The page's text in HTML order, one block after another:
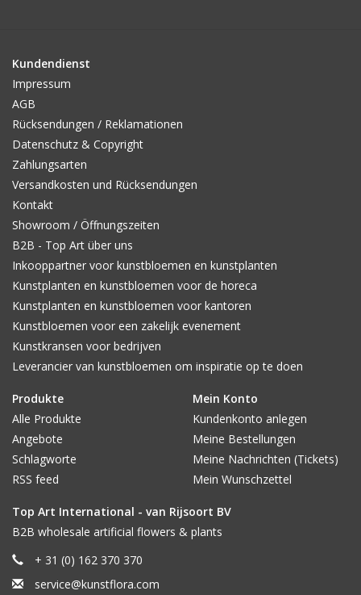
Kundendienst
Impressum
AGB
Rücksendungen / Reklamationen
Datenschutz & Copyright
Zahlungsarten
Versandkosten und Rücksendungen
Kontakt
Showroom / Öffnungszeiten
B2B - Top Art über uns
Inkooppartner voor kunstbloemen en kunstplanten
Kunstplanten en kunstbloemen voor de horeca
Kunstplanten en kunstbloemen voor kantoren
Kunstbloemen voor een zakelijk evenement
Kunstkransen voor bedrijven
Leverancier van kunstbloemen om inspiratie op te doen
Produkte
Alle Produkte
Angebote
Schlagworte
RSS feed
Mein Konto
Kundenkonto anlegen
Meine Bestellungen
Meine Nachrichten (Tickets)
Mein Wunschzettel
Top Art International - van Rijsoort BV
B2B wholesale artificial flowers & plants
+ 31 (0) 162 370 370
service@kunstflora.com